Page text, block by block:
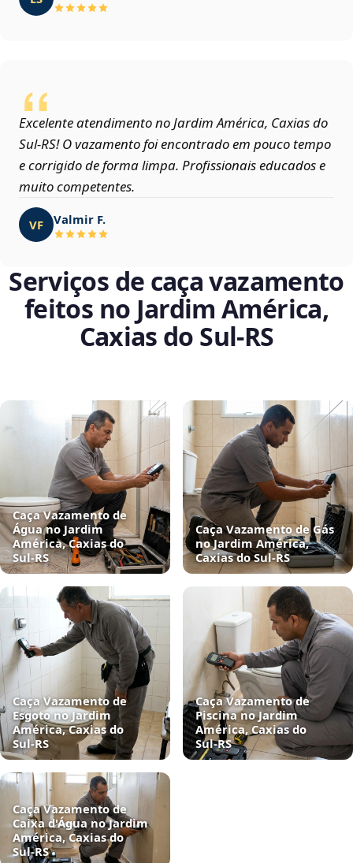
Excelente atendimento no Jardim América, Caxias do
Sul‑RS! O vazamento foi encontrado em pouco tempo
e corrigido de forma limpa. Profissionais educados e
muito competentes.
VF Valmir F.
Serviços de caça vazamento
feitos no Jardim América,
Caxias do Sul‑RS
Caça Vazamento de
Água no Jardim
América, Caxias do
Sul‑RS
Caça Vazamento de Gás
no Jardim América,
Caxias do Sul‑RS
Caça Vazamento de
Esgoto no Jardim
América, Caxias do
Sul‑RS
Caça Vazamento de
Piscina no Jardim
América, Caxias do
Sul‑RS
Caça Vazamento de
Caixa d'Água no Jardim
América, Caxias do
Sul‑RS